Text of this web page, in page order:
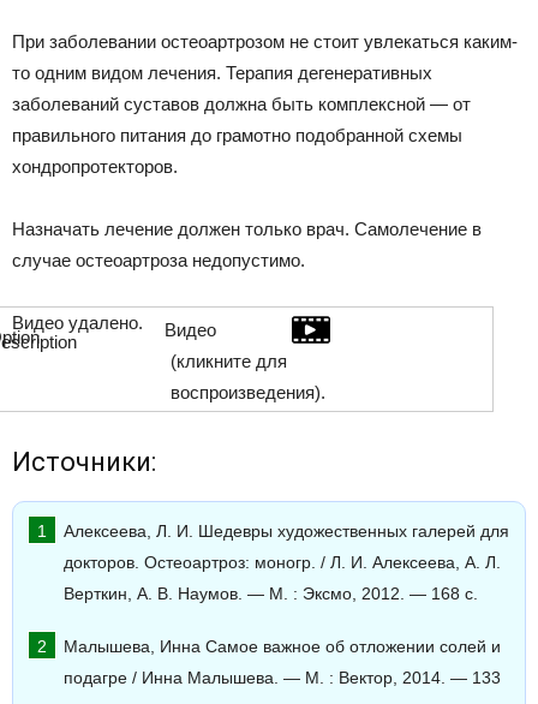
При заболевании остеоартрозом не стоит увлекаться каким-
то одним видом лечения. Терапия дегенеративных
заболеваний суставов должна быть комплексной — от
правильного питания до грамотно подобранной схемы
хондропротекторов.
Назначать лечение должен только врач. Самолечение в
случае остеоартроза недопустимо.
Видео удалено.
Видео
(кликните для
воспроизведения).
Источники:
Алексеева, Л. И. Шедевры художественных галерей для
докторов. Остеоартроз: моногр. / Л. И. Алексеева, А. Л.
Верткин, А. В. Наумов. — М. : Эксмо, 2012. — 168 c.
Малышева, Инна Самое важное об отложении солей и
подагре / Инна Малышева. — М. : Вектор, 2014. — 133